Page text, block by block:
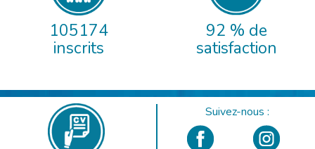
105174
inscrits
92 % de
satisfaction
Suivez-nous :